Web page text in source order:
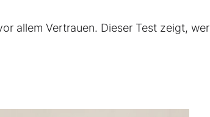
allem Vertrauen. Dieser Test zeigt, wer